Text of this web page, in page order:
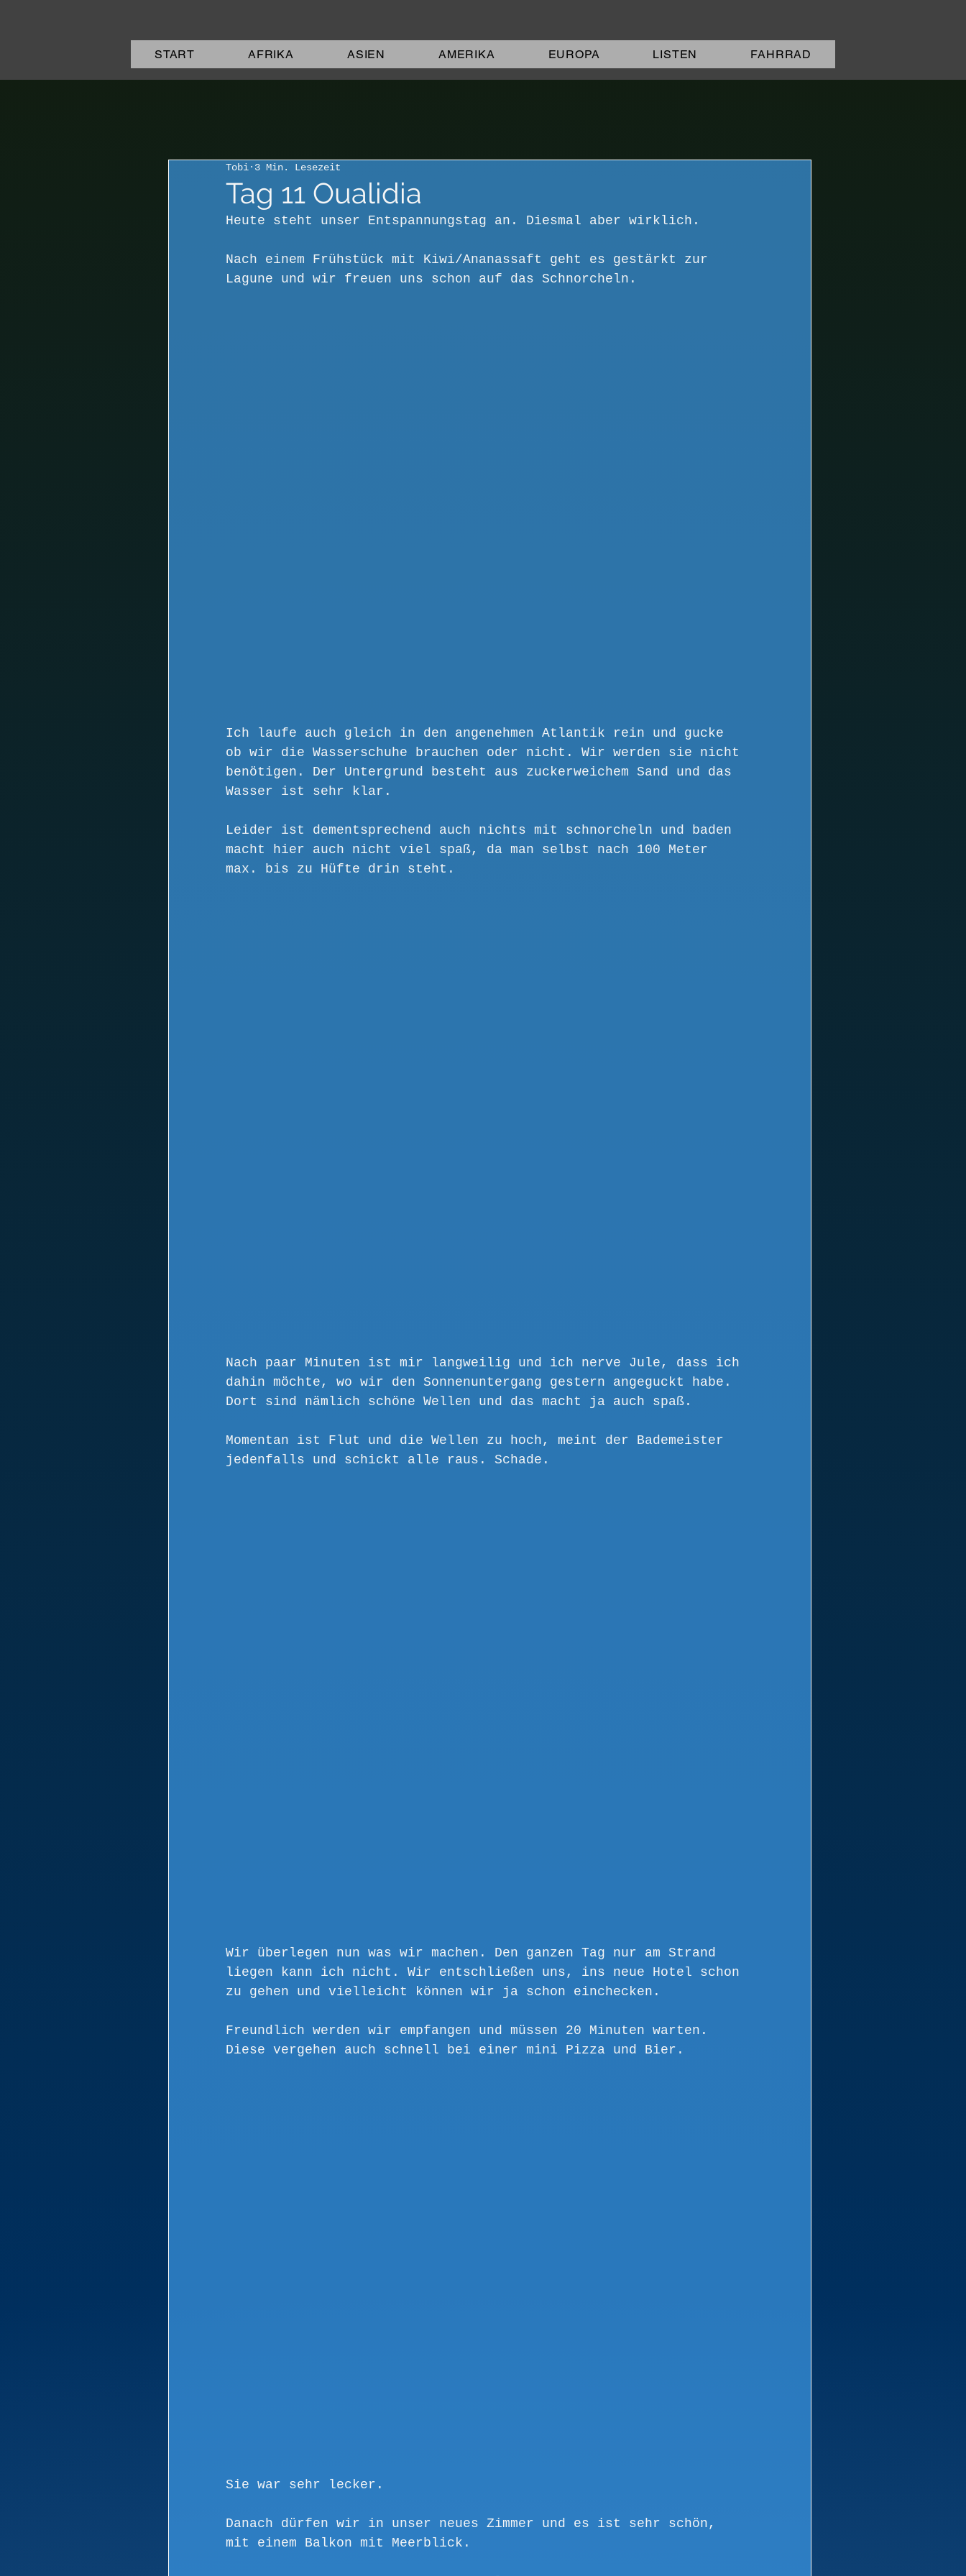
START AFRIKA ASIEN AMERIKA EUROPA LISTEN FAHRRAD
Tag 11 Oualidia
Tobi 3 Min. Lesezeit
Heute steht unser Entspannungstag an. Diesmal aber wirklich.
Nach einem Frühstück mit Kiwi/Ananassaft geht es gestärkt zur
Lagune und wir freuen uns schon auf das Schnorcheln.
Ich laufe auch gleich in den angenehmen Atlantik rein und gucke
ob wir die Wasserschuhe brauchen oder nicht. Wir werden sie nicht
benötigen. Der Untergrund besteht aus zuckerweichem Sand und das
Wasser ist sehr klar.
Leider ist dementsprechend auch nichts mit schnorcheln und baden
macht hier auch nicht viel spaß, da man selbst nach 100 Meter
max. bis zu Hüfte drin steht.
Nach paar Minuten ist mir langweilig und ich nerve Jule, dass ich
dahin möchte, wo wir den Sonnenuntergang gestern angeguckt habe.
Dort sind nämlich schöne Wellen und das macht ja auch spaß.
Momentan ist Flut und die Wellen zu hoch, meint der Bademeister
jedenfalls und schickt alle raus. Schade.
Wir überlegen nun was wir machen. Den ganzen Tag nur am Strand
liegen kann ich nicht. Wir entschließen uns, ins neue Hotel schon
zu gehen und vielleicht können wir ja schon einchecken.
Freundlich werden wir empfangen und müssen 20 Minuten warten.
Diese vergehen auch schnell bei einer mini Pizza und Bier.
Sie war sehr lecker.
Danach dürfen wir in unser neues Zimmer und es ist sehr schön,
mit einem Balkon mit Meerblick.